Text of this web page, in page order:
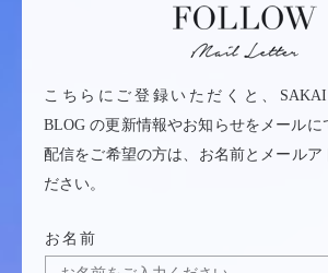
こちらにご登録いただくと、SAKAI
BLOG の更新情報やお知らせをメールに
配信をご希望の方は、お名前とメールア
ださい。
お名前